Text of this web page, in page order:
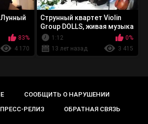
83%
4 170
Струнный квартет Violin
Group DOLLS, живая музыка
1:12
0%
13 лет назад
3 415
СООБЩИТЬ О НАРУШЕНИИ
РЕЛИЗ
ОБРАТНАЯ СВЯЗЬ